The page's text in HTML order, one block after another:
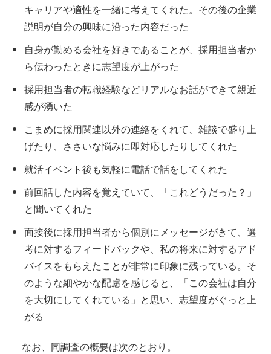
キャリアや適性を一緒に考えてくれた。その後の企業
説明が自分の興味に沿った内容だった
自身が勤める会社を好きであることが、採用担当者か
ら伝わったときに志望度が上がった
採用担当者の転職経験などリアルなお話ができて親近
感が湧いた
こまめに採用関連以外の連絡をくれて、雑談で盛り上
げたり、ささいな悩みに即対応したりしてくれた
就活イベント後も気軽に電話で話をしてくれた
前回話した内容を覚えていて、「これどうだった？」
と聞いてくれた
面接後に採用担当者から個別にメッセージがきて、選
考に対するフィードバックや、私の将来に対するアド
バイスをもらえたことが非常に印象に残っている。そ
のような細やかな配慮を感じると、「この会社は自分
を大切にしてくれている」と思い、志望度がぐっと上
がる
なお、同調査の概要は次のとおり。